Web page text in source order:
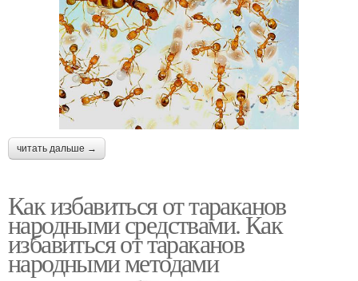
читать дальше →
Как избавиться от тараканов
народными средствами. Как
избавиться от тараканов
народными методами